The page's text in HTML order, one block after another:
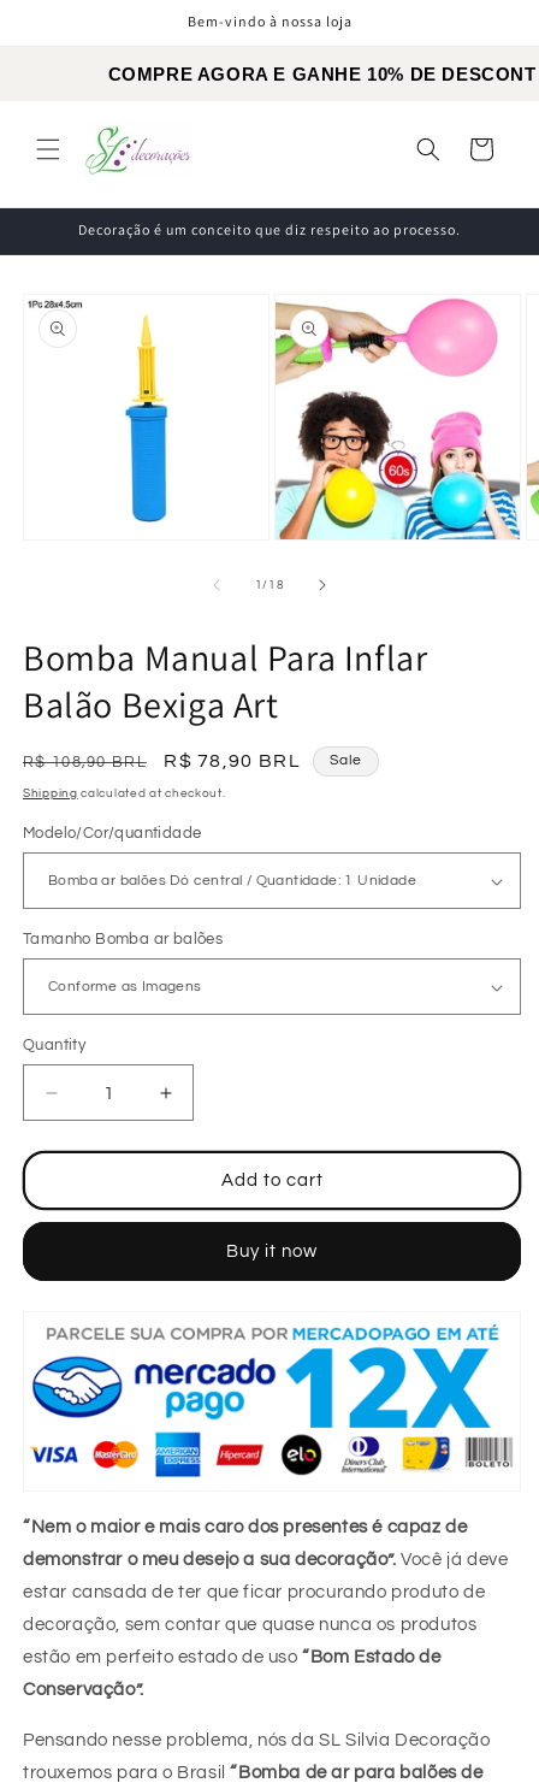
Bem-vindo à nossa loja
COMPRE AGORA E
TODOS OS PRODUTOS COM
Cart
Decoração é um conceito que diz respeito ao processo.
product
information
2
1/ of
18
Bomba Manual Para Inflar
Balão Bexiga Art
Regular
price
R$ 108,90 BRL
Sale
price
R$ 78,90 BRL Sale
Shipping calculated at checkout.
Modelo/Cor/quantidade
Tamanho Bomba ar balões
Quantity
Decrease
quantity
for
Manual
Para
Balão
Art
Increase
quantity
for
Bomba
Manual
Para
Balão
Art
Add to cart
Buy it now
“Nem o maior e mais caro dos presentes é capaz de
demonstrar o meu desejo a sua decoração”. Você já deve
estar cansada de ter que ficar procurando produto de
decoração, sem contar que quase nunca os produtos
estão em perfeito estado de uso “Bom Estado de
Conservação”.
Pensando nesse problema, nós da SL Silvia Decoração
trouxemos para o Brasil“ Bomba de ar para balões de